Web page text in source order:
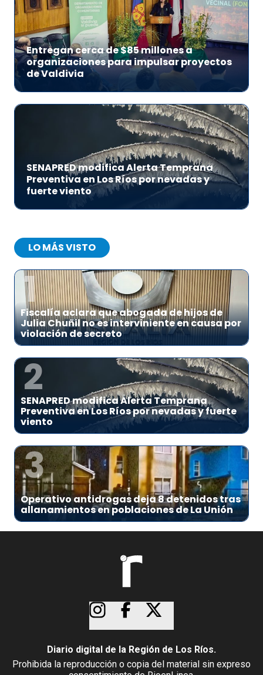
Entregan cerca de $85 millones a
organizaciones para impulsar proyectos
de Valdivia
SENAPRED modifica Alerta Temprana
Preventiva en Los Ríos por nevadas y
fuerte viento
LO MÁS VISTO
1
Fiscalía aclara que abogada de hijos de
Julia Chuñil no es interviniente en causa por
violación de secreto
2
SENAPRED modifica Alerta Temprana
Preventiva en Los Ríos por nevadas y fuerte
viento
3
Operativo antidrogas deja 8 detenidos tras
allanamientos en poblaciones de La Unión
Diario digital de la Región de Los Ríos.
Prohibida la reproducción o copia del material sin expreso